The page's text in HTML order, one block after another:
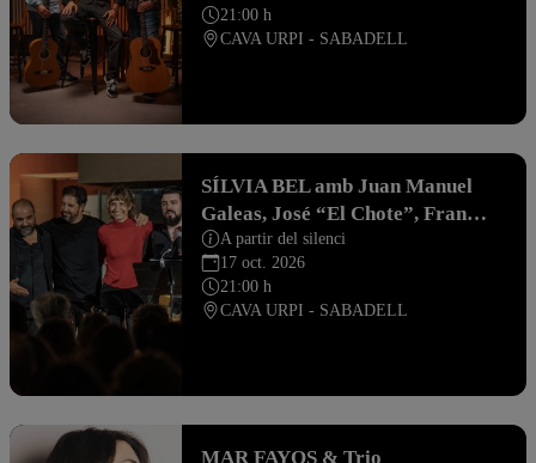
21:00 h
CAVA URPI - SABADELL
SÍLVIA BEL amb Juan Manuel
Galeas, José “El Chote”, Fran
León
A partir del silenci
17 oct. 2026
21:00 h
CAVA URPI - SABADELL
MAR FAYOS & Trio